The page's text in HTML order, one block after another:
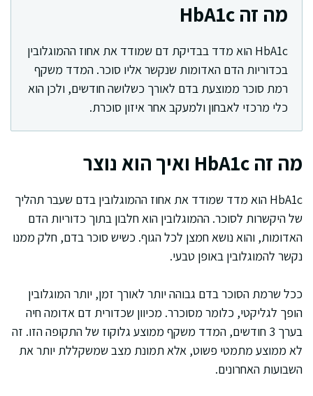
מה זה HbA1c
HbA1c הוא מדד בבדיקת דם שמודד את אחוז ההמוגלובין
בכדוריות הדם האדומות שנקשר אליו סוכר. המדד משקף
רמת סוכר ממוצעת בדם לאורך כשלושה חודשים, ולכן הוא
כלי מרכזי לאבחון ולמעקב אחר איזון סוכרת.
מה זה HbA1c ואיך הוא נוצר
HbA1c הוא מדד שמודד את אחוז ההמוגלובין בדם שעבר תהליך
של היקשרות לסוכר. ההמוגלובין הוא חלבון בתוך כדוריות הדם
האדומות, והוא נושא חמצן לכל הגוף. כשיש סוכר בדם, חלק ממנו
נקשר להמוגלובין באופן טבעי.
ככל שרמת הסוכר בדם גבוהה יותר לאורך זמן, יותר המוגלובין
הופך לגליקטי, כלומר מסוכרר. מכיוון שכדורית דם אדומה חיה
בערך 3 חודשים, המדד משקף ממוצע גלוקוז של התקופה הזו. זה
לא ממוצע מתמטי פשוט, אלא תמונת מצב שמשקללת יותר את
השבועות האחרונים.